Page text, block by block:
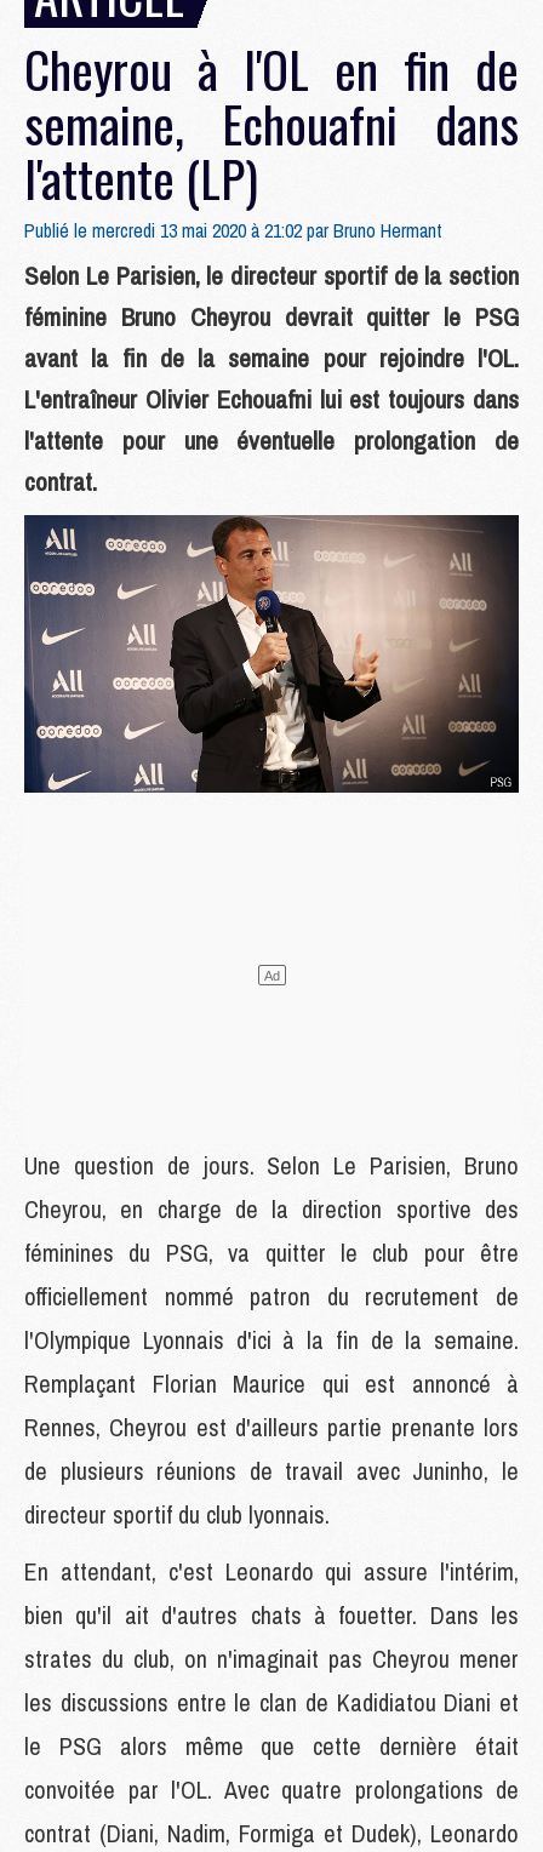
Cheyrou à l'OL en fin de
semaine, Echouafni dans
l'attente (LP)
Publié le mercredi 13 mai 2020 à 21:02 parBruno Hermant
Selon Le Parisien, le directeur sportif de la section
féminine Bruno Cheyrou devrait quitter le PSG
avant la fin de la semaine pour rejoindre l'OL.
L'entraîneur Olivier Echouafni lui est toujours dans
l'attente pour une éventuelle prolongation de
contrat.
Une question de jours. Selon Le Parisien, Bruno
Cheyrou, en charge de la direction sportive des
féminines du PSG, va quitter le club pour être
officiellement nommé patron du recrutement de
l'Olympique Lyonnais d'ici à la fin de la semaine.
Remplaçant Florian Maurice qui est annoncé à
Rennes, Cheyrou est d'ailleurs partie prenante lors
de plusieurs réunions de travail avec Juninho, le
directeur sportif du club lyonnais.
En attendant, c'est Leonardo qui assure l'intérim,
bien qu'il ait d'autres chats à fouetter. Dans les
strates du club, on n'imaginait pas Cheyrou mener
les discussions entre le clan de Kadidiatou Diani et
le PSG alors même que cette dernière était
convoitée par l'OL. Avec quatre prolongations de
contrat (Diani, Nadim, Formiga et Dudek), Leonardo